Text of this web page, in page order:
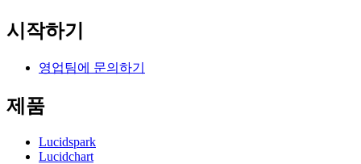
시작하기
영업팀에 문의하기
제품
Lucidspark
Lucidchart